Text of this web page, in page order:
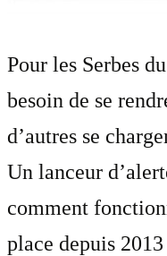
Pour les Serbes
besoin de se
d’autres se
Un lanceur
comment
place depuis